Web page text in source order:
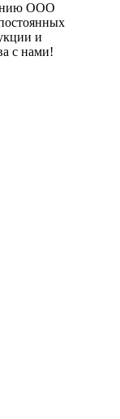
ООО
и
с нами!